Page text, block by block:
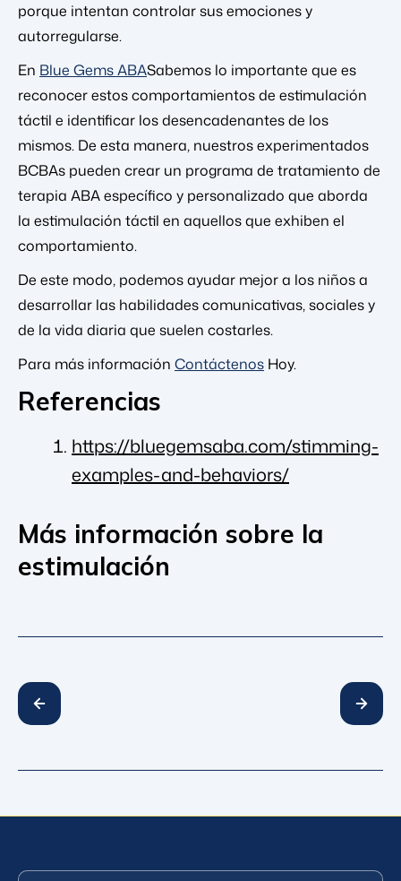
porque intentan controlar sus emociones y
autorregularse.
En Blue Gems ABASabemos lo importante que es
reconocer estos comportamientos de estimulación
táctil e identificar los desencadenantes de los
mismos. De esta manera, nuestros experimentados
BCBAs pueden crear un programa de tratamiento de
terapia ABA específico y personalizado que aborda
la estimulación táctil en aquellos que exhiben el
comportamiento.
De este modo, podemos ayudar mejor a los niños a
desarrollar las habilidades comunicativas, sociales y
de la vida diaria que suelen costarles.
Para más información Contáctenos Hoy.
Referencias
https://bluegemsaba.com/stimming-
examples-and-behaviors/
Más información sobre la
estimulación